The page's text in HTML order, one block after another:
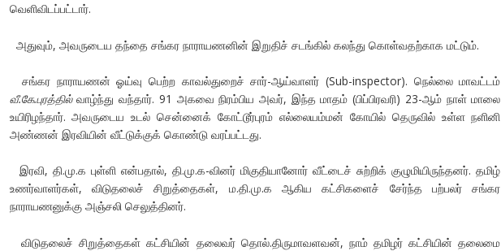
வெளிவிடப்பட்டார்.
அதுவும், அவருடைய தந்தை சங்கர நாராயணனின் இறுதிச் சடங்கில் கலந்து கொள்வதற்காக மட்டும்.
சங்கர நாராயணன் ஓய்வு பெற்ற காவல்துறைச் சார்-ஆய்வாளர் (Sub-inspector). நெல்லை மாவட்டம்
வீ.கே.புரத்தில்வாழ்ந்து வந்தார். 91 அகவை நிரம்பிய அவர், இந்த மாதம் (பிப்பிரவரி) 23-ஆம் நாள் மாலை
உயிரிழந்தார். அவருடைய உடல் சென்னைக் கோட்டூர்புரம் எல்லையம்மன் கோயில் தெருவில் உள்ள நளினி
அண்ணன் இரவியின் வீட்டுக்குக் கொண்டு வரப்பட்டது.
இரவி, தி.மு.க புள்ளி என்பதால், தி.மு.க-வினர் மிகுதியானோர் வீட்டைச் சுற்றிக் குழுமியிருந்தனர். தமிழ்
உணர்வாளர்கள், விடுதலைச் சிறுத்தைகள், ம.தி.மு.க ஆகிய கட்சிகளைச் சேர்ந்த பற்பலர் சங்கர
நாராயணனுக்கு அஞ்சலி செலுத்தினர்.
விடுதலைச் சிறுத்தைகள் கட்சியின் தலைவர் தொல்.திருமாவளவன், நாம் தமிழர் கட்சியின் தலைமை